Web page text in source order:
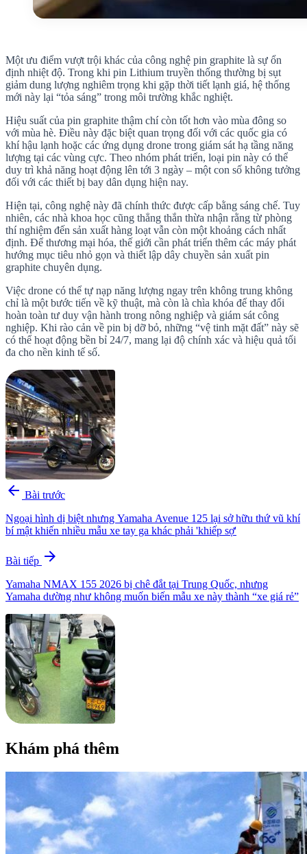
Một ưu điểm vượt trội khác của công nghệ pin graphite là sự ổn
định nhiệt độ. Trong khi pin Lithium truyền thống thường bị sụt
giảm dung lượng nghiêm trọng khi gặp thời tiết lạnh giá, hệ thống
mới này lại “tỏa sáng” trong môi trường khắc nghiệt.
Hiệu suất của pin graphite thậm chí còn tốt hơn vào mùa đông so
với mùa hè. Điều này đặc biệt quan trọng đối với các quốc gia có
khí hậu lạnh hoặc các ứng dụng drone trong giám sát hạ tầng năng
lượng tại các vùng cực. Theo nhóm phát triển, loại pin này có thể
duy trì khả năng hoạt động lên tới 3 ngày – một con số không tưởng
đối với các thiết bị bay dân dụng hiện nay.
Hiện tại, công nghệ này đã chính thức được cấp bằng sáng chế. Tuy
nhiên, các nhà khoa học cũng thẳng thắn thừa nhận rằng từ phòng
thí nghiệm đến sản xuất hàng loạt vẫn còn một khoảng cách nhất
định. Để thương mại hóa, thế giới cần phát triển thêm các máy phát
hướng mục tiêu nhỏ gọn và thiết lập dây chuyền sản xuất pin
graphite chuyên dụng.
Việc drone có thể tự nạp năng lượng ngay trên không trung không
chỉ là một bước tiến về kỹ thuật, mà còn là chìa khóa để thay đổi
hoàn toàn tư duy vận hành trong nông nghiệp và giám sát công
nghiệp. Khi rào cản về pin bị dỡ bỏ, những “vệ tinh mặt đất” này sẽ
có thể hoạt động bền bỉ 24/7, mang lại độ chính xác và hiệu quả tối
đa cho nền kinh tế số.
arrow_back Bài trước
Ngoại hình dị biệt nhưng Yamaha Avenue 125 lại sở hữu thứ vũ khí
bí mật khiến nhiều mẫu xe tay ga khác phải 'khiếp sợ'
Bài tiếp arrow_forward
Yamaha NMAX 155 2026 bị chê đắt tại Trung Quốc, nhưng
Yamaha dường như không muốn biến mẫu xe này thành “xe giá rẻ”
Khám phá thêm